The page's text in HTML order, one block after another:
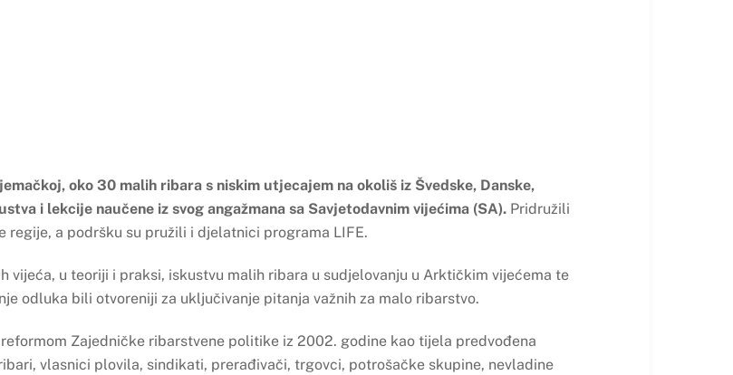
oko 30 malih ribara s niskim utjecajem na okoliš iz Švedske, Danske,
i lekcije naučene iz svog angažmana sa Savjetodavnim vijećima (SA). Pridružili
a podršku su pružili i djelatnici programa LIFE.
vijeća, u teoriji i praksi, iskustvu malih ribara u sudjelovanju u Arktičkim vijećema te
odluka bili otvoreniji za uključivanje pitanja važnih za malo ribarstvo.
Zajedničke ribarstvene politike iz 2002. godine kao tijela predvođena
vlasnici plovila, sindikati, prerađivači, trgovci, potrošačke skupine, nevladine